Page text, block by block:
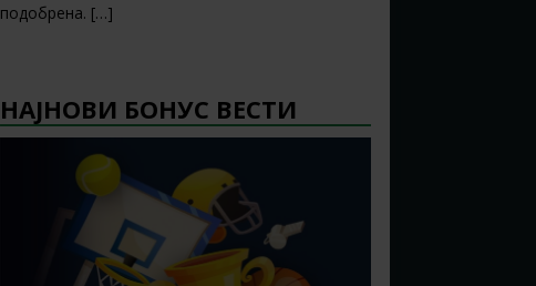
подобрена. […]
НАЈНОВИ БОНУС ВЕСТИ